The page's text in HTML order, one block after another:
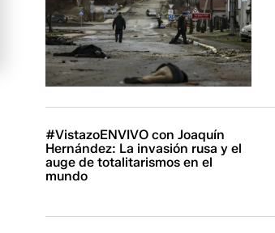
#VistazoENVIVO con Joaquín
Hernández: La invasión rusa y el
auge de totalitarismos en el
mundo